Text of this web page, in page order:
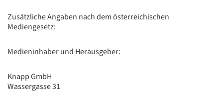
Zusätzliche Angaben nach dem österreichischen
Mediengesetz:
Medieninhaber und Herausgeber:
Knapp GmbH
Wassergasse 31